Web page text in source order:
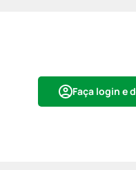
Faça login e